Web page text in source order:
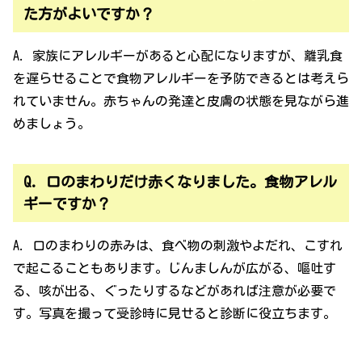
た方がよいですか？
A. 家族にアレルギーがあると心配になりますが、離乳食
を遅らせることで食物アレルギーを予防できるとは考えら
れていません。赤ちゃんの発達と皮膚の状態を見ながら進
めましょう。
Q. 口のまわりだけ赤くなりました。食物アレル
ギーですか？
A. 口のまわりの赤みは、食べ物の刺激やよだれ、こすれ
で起こることもあります。じんましんが広がる、嘔吐す
る、咳が出る、ぐったりするなどがあれば注意が必要で
す。写真を撮って受診時に見せると診断に役立ちます。